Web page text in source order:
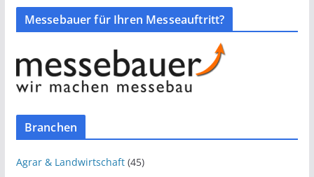
Messebauer für Ihren Messeauftritt?
Branchen
Agrar & Landwirtschaft(45)